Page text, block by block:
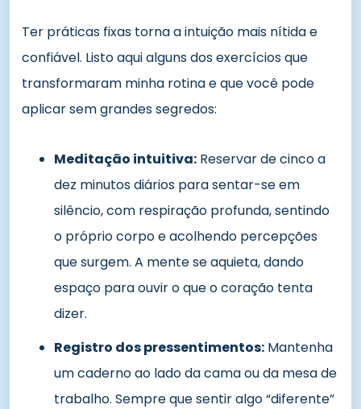
Ter práticas fixas torna a intuição mais nítida e
confiável. Listo aqui alguns dos exercícios que
transformaram minha rotina e que você pode
aplicar sem grandes segredos:
Meditação intuitiva: Reservar de cinco a
dez minutos diários para sentar-se em
silêncio, com respiração profunda, sentindo
o próprio corpo e acolhendo percepções
que surgem. A mente se aquieta, dando
espaço para ouvir o que o coração tenta
dizer.
Registro dos pressentimentos: Mantenha
um caderno ao lado da cama ou da mesa de
trabalho. Sempre que sentir algo “diferente”